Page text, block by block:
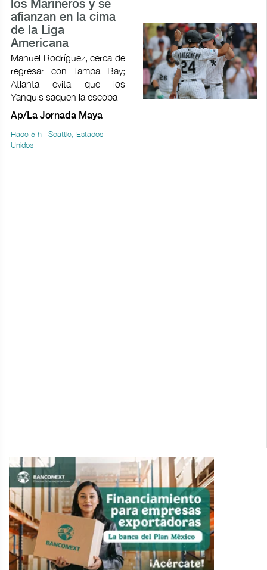
los Marineros y se
afianzan en la cima
de la Liga
Americana
Manuel Rodríguez, cerca de
regresar con Tampa Bay;
Atlanta evita que los
Yanquis saquen la escoba
Ap/La Jornada Maya
Hace 5 h | Seattle, Estados
Unidos